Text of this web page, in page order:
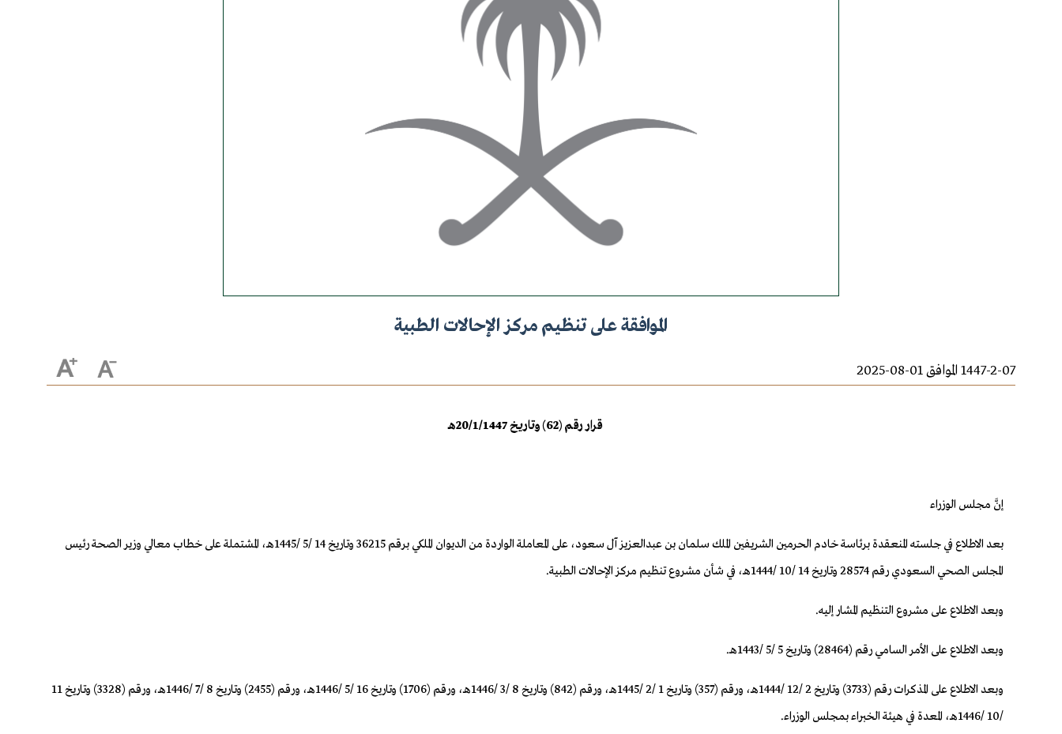
الموافقة على تنظيم مركز الإحالات الطبية
1447-2-07 الموافق 01-08-2025
قرار رقم (62) وتاريخ 20/1/1447هـ
إنَّ مجلس الوزراء
بعد الاطلاع في جلسته المنعقدة برئاسة خادم الحرمين الشريفين الملك سلمان بن عبدالعزيز آل سعود، على المعاملة الواردة من الديوان الملكي برقم 36215 وتاريخ 14 /5 /1445هـ، المشتملة على خطاب معالي وزير الصحة رئيس
المجلس الصحي السعودي رقم 28574 وتاريخ 14 /10 /1444هـ، في شأن مشروع تنظيم مركز الإحالات الطبية.
وبعد الاطلاع على مشروع التنظيم المشار إليه.
وبعد الاطلاع على الأمر السامي رقم (28464) وتاريخ 5 /5 /1443هـ.
وبعد الاطلاع على المذكرات رقم (3733) وتاريخ 2 /12 /1444هـ، ورقم (357) وتاريخ 1 /2 /1445هـ، ورقم (842) وتاريخ 8 /3 /1446هـ، ورقم (1706) وتاريخ 16 /5 /1446هـ، ورقم (2455) وتاريخ 8 /7 /1446هـ، ورقم (3328) وتاريخ 11
/10 /1446هـ، المعدة في هيئة الخبراء بمجلس الوزراء.